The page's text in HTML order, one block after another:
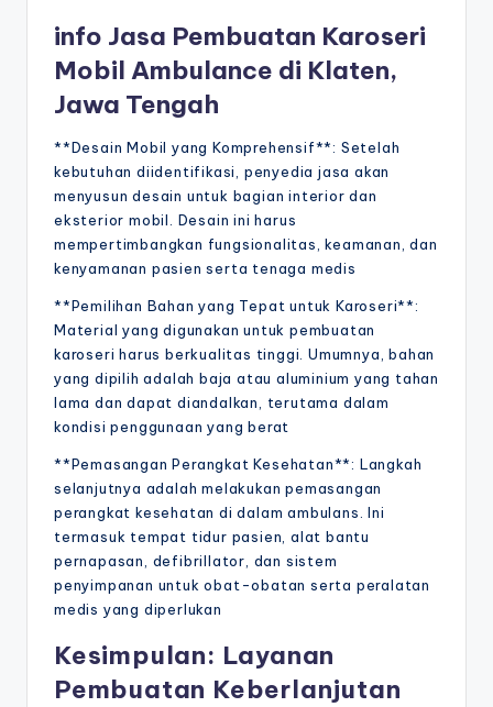
info Jasa Pembuatan Karoseri
Mobil Ambulance di Klaten,
Jawa Tengah
**Desain Mobil yang Komprehensif**: Setelah
kebutuhan diidentifikasi, penyedia jasa akan
menyusun desain untuk bagian interior dan
eksterior mobil. Desain ini harus
mempertimbangkan fungsionalitas, keamanan, dan
kenyamanan pasien serta tenaga medis
**Pemilihan Bahan yang Tepat untuk Karoseri**:
Material yang digunakan untuk pembuatan
karoseri harus berkualitas tinggi. Umumnya, bahan
yang dipilih adalah baja atau aluminium yang tahan
lama dan dapat diandalkan, terutama dalam
kondisi penggunaan yang berat
**Pemasangan Perangkat Kesehatan**: Langkah
selanjutnya adalah melakukan pemasangan
perangkat kesehatan di dalam ambulans. Ini
termasuk tempat tidur pasien, alat bantu
pernapasan, defibrillator, dan sistem
penyimpanan untuk obat-obatan serta peralatan
medis yang diperlukan
Kesimpulan: Layanan
Pembuatan Keberlanjutan